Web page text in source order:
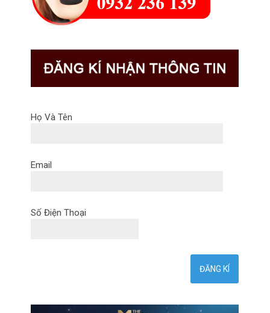
Họ Và Tên
Email
Số Điện Thoại